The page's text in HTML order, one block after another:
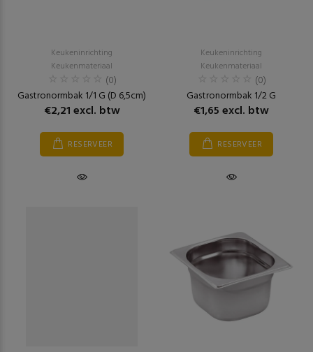
Keukeninrichting
Keukenmateriaal
(0)
Gastronormbak 1/1 G (D 6,5cm)
€2,21 excl. btw
RESERVEER
Keukeninrichting
Keukenmateriaal
(0)
Gastronormbak 1/2 G
€1,65 excl. btw
RESERVEER